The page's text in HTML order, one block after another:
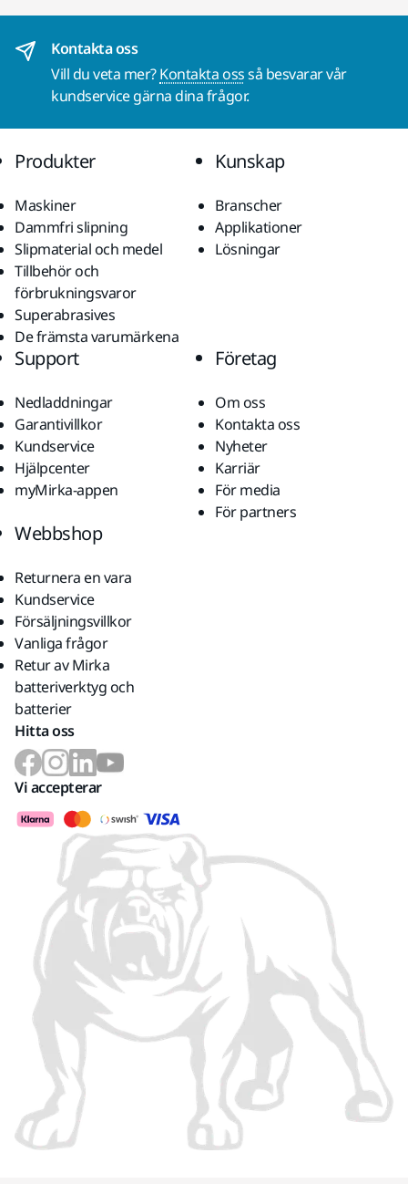
Kontakta oss
Vill du veta mer?Kontakta ossså besvarar vår
kundservice gärna dina frågor.
Produkter
Maskiner
Dammfri slipning
Slipmaterial och medel
Tillbehör och
förbrukningsvaror
Superabrasives
De främsta varumärkena
Kunskap
Branscher
Applikationer
Lösningar
Support
Nedladdningar
Garantivillkor
Kundservice
Hjälpcenter
myMirka-appen
Företag
Om oss
Kontakta oss
Nyheter
Karriär
För media
För partners
Webbshop
Returnera en vara
Kundservice
Försäljningsvillkor
Vanliga frågor
Retur av Mirka
batteriverktyg och
batterier
Hitta oss
Vi accepterar